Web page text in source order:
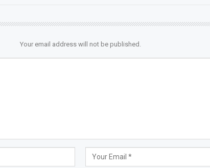
Your email address will not be published.